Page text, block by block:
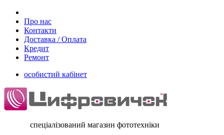
Про нас
Контакти
Доставка / Оплата
Кредит
Ремонт
особистий кабінет
спеціалізований магазин фототехніки